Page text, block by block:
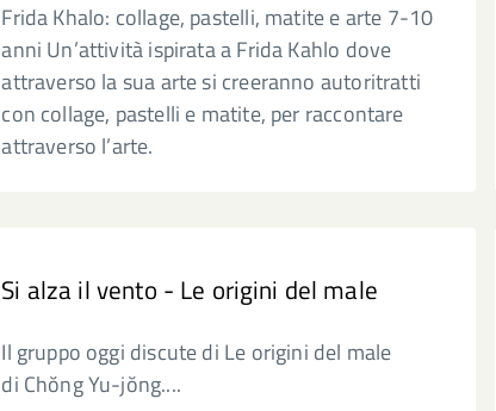
Frida Khalo: collage, pastelli, matite e arte 7-10
anni Un’attività ispirata a Frida Kahlo dove
attraverso la sua arte si creeranno autoritratti
con collage, pastelli e matite, per raccontare
attraverso l’arte.
Si alza il vento - Le origini del male
Il gruppo oggi discute di Le origini del male
di Chŏng Yu-jŏng....